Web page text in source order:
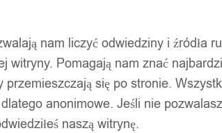
nam liczyć odwiedziny i źródła
witryny. Pomagają nam znać
przemieszczają się po stronie.
anonimowe. Jeśli nie
naszą witrynę.